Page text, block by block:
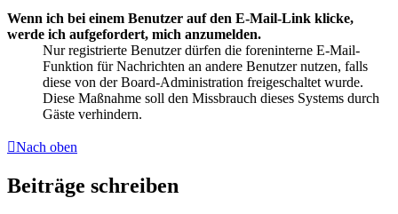
Wenn ich bei einem Benutzer auf den E-Mail-Link klicke,
werde ich aufgefordert, mich anzumelden.
Nur registrierte Benutzer dürfen die foreninterne E-Mail-
Funktion für Nachrichten an andere Benutzer nutzen, falls
diese von der Board-Administration freigeschaltet wurde.
Diese Maßnahme soll den Missbrauch dieses Systems durch
Gäste verhindern.
Nach oben
Beiträge schreiben